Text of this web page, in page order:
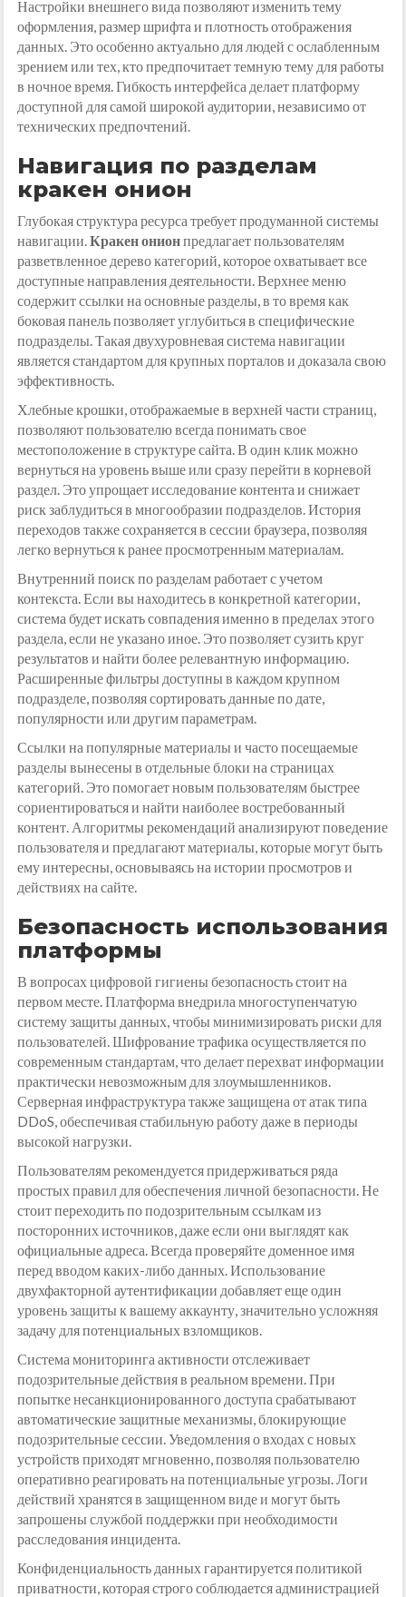
Настройки внешнего вида позволяют изменить тему
оформления, размер шрифта и плотность отображения
данных. Это особенно актуально для людей с ослабленным
зрением или тех, кто предпочитает темную тему для работы
в ночное время. Гибкость интерфейса делает платформу
доступной для самой широкой аудитории, независимо от
технических предпочтений.
Навигация по разделам
кракен онион
Глубокая структура ресурса требует продуманной системы
навигации.Кракен онионпредлагает пользователям
разветвленное дерево категорий, которое охватывает все
доступные направления деятельности. Верхнее меню
содержит ссылки на основные разделы, в то время как
боковая панель позволяет углубиться в специфические
подразделы. Такая двухуровневая система навигации
является стандартом для крупных порталов и доказала свою
эффективность.
Хлебные крошки, отображаемые в верхней части страниц,
позволяют пользователю всегда понимать свое
местоположение в структуре сайта. В один клик можно
вернуться на уровень выше или сразу перейти в корневой
раздел. Это упрощает исследование контента и снижает
риск заблудиться в многообразии подразделов. История
переходов также сохраняется в сессии браузера, позволяя
легко вернуться к ранее просмотренным материалам.
Внутренний поиск по разделам работает с учетом
контекста. Если вы находитесь в конкретной категории,
система будет искать совпадения именно в пределах этого
раздела, если не указано иное. Это позволяет сузить круг
результатов и найти более релевантную информацию.
Расширенные фильтры доступны в каждом крупном
подразделе, позволяя сортировать данные по дате,
популярности или другим параметрам.
Ссылки на популярные материалы и часто посещаемые
разделы вынесены в отдельные блоки на страницах
категорий. Это помогает новым пользователям быстрее
сориентироваться и найти наиболее востребованный
контент. Алгоритмы рекомендаций анализируют поведение
пользователя и предлагают материалы, которые могут быть
ему интересны, основываясь на истории просмотров и
действиях на сайте.
Безопасность использования
платформы
В вопросах цифровой гигиены безопасность стоит на
первом месте. Платформа внедрила многоступенчатую
систему защиты данных, чтобы минимизировать риски для
пользователей. Шифрование трафика осуществляется по
современным стандартам, что делает перехват информации
практически невозможным для злоумышленников.
Серверная инфраструктура также защищена от атак типа
DDoS, обеспечивая стабильную работу даже в периоды
высокой нагрузки.
Пользователям рекомендуется придерживаться ряда
простых правил для обеспечения личной безопасности. Не
стоит переходить по подозрительным ссылкам из
посторонних источников, даже если они выглядят как
официальные адреса. Всегда проверяйте доменное имя
перед вводом каких-либо данных. Использование
двухфакторной аутентификации добавляет еще один
уровень защиты к вашему аккаунту, значительно усложняя
задачу для потенциальных взломщиков.
Система мониторинга активности отслеживает
подозрительные действия в реальном времени. При
попытке несанкционированного доступа срабатывают
автоматические защитные механизмы, блокирующие
подозрительные сессии. Уведомления о входах с новых
устройств приходят мгновенно, позволяя пользователю
оперативно реагировать на потенциальные угрозы. Логи
действий хранятся в защищенном виде и могут быть
запрошены службой поддержки при необходимости
расследования инцидента.
Конфиденциальность данных гарантируется политикой
приватности, которая строго соблюдается администрацией